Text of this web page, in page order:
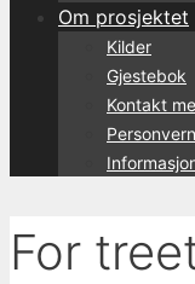
Om prosjektet
Kilder
Gjestebok
Kontakt
For